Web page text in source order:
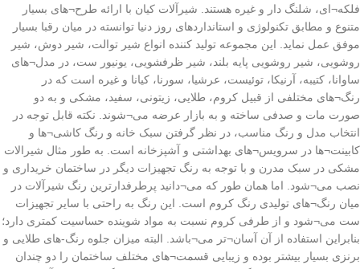
فلکه¬ای، شلنگ دار و غیره هستند. شیرآلات کیان با ارائه طرح¬های بسیار
متنوع و مطابق تکنولوژی و استانداردهای روز دنیا توانسته در میان رقبا بسیار
موفق عمل نماید. این مجموعه تولید کننده انواع شیر توالت، شیر دوش، شیر
روشویی، شیر روشویی پایه بلند، شیر ظرفشویی، یونیور ست، در مدل¬های
ساوانا، کتیبه، آرنیکا، توئیست، عرشیا، سورنا، کیانا و غیره است که در
رنگ¬های مختلفی از قبیل کروم، طلایی، زیتونی، سفید، مشکی و به دو
صورت مات و صدفی ساخته و به بازار عرضه می¬شوند. نکته قابل توجه در
انتخاب مدل و رنگ مناسب، در نظر گرفتن سبک خانه و رنگ کاشی¬ها و
کابینت¬ها در سرویس¬های بهداشتی و آشپزخانه است. به طور مثال شیرالات
مشکی در سبک مدرن و با توجه به رنگ تجهیزات دیگر در ساختمان خریداری و
نصب می¬شود. اما همان طور که می¬دانید پرطرفدارترین رنگ شیرآلات در
میان رنگ¬های تولیدی رنگ کروم است. این رنگ به راحتی با سایر تجهیزات
ست می¬شود و از طرفی کروم نسبت به مواد شوینده حساسیت کمتری دارد؛
بنابراین استفاده از آن آسان¬تر می¬باشد. البته میزان جلوه رنگ-های طلایی و
برنزی بسیار بیشتر بوده و زیبایی قسمت¬های مختلف ساختمان را دو چندان